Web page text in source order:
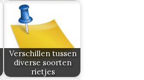
Verschillen tussen
diverse soorten
rietjes